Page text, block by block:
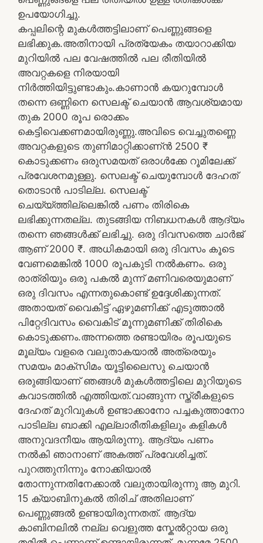
ഉപയോഗിച്ചു.
കപ്പലിന്റെ മുകൾത്തട്ടിലാണ് പെണ്ണുങ്ങളെ
ലഭിക്കുക.അതിനായി പ്രത്യേകം തയാറാക്കിയ
മുറിയിൽ പല വേഷത്തിൽ പല രീതിയിൽ
അവറ്റകളെ നിരയായി
നിർത്തിയിട്ടുണ്ടാകും.കാണാൻ കയറുമ്പോൾ
തന്നെ ഒണ്ണിനെ സെലക്ട് ചെയാൻ ആവശ്യമായ
തുക 2000 രൂപ രൊക്കം
കെട്ടിവെക്കണമായിരുണ്ണു.അവിടെ വെച്ചുതണ്ണെ
അവറ്റകളുടെ തുണിമാറ്റിക്കാണ്ൻ 2500 ₹
കൊടുക്കണം ഒരുസമയത് ഒരാൾക്കേ റൂമിലേക്ക്
പ്രവേശനമുള്ളു. സെലക്ട് ചെയുമ്പോൾ ദേഹത്
തൊടാൻ പാടില്ല. സെലക്ട്
ചെയ്യ്ത്തില്ലെങ്കിൽ പണം തിരികെ
ലഭിക്കുന്നതല്ല. തുടങ്ങിയ നിബധനകൾ ആദ്യം
തന്നെ ഞങ്ങൾക്ക് ലഭിച്ചു. ഒരു ദിവസത്തെ ചാർജ്
ആണ് 2000 ₹. അധികമായി ഒരു ദിവസം കൂടെ
വേണമെങ്കിൽ 1000 രൂപകു‌ടി നൽകണം. ഒരു
രാത്രിയും ഒരു പകൽ മുന്ന് മണിവരെയുമാണ്
ഒരു ദിവസം എന്നതുകൊണ്ട് ഉദ്ദേശിക്കുന്നത്.
അതായത് വൈകിട്ട് ഏഴുമണിക്ക് എടുത്താൽ
പിറ്റേദിവസം വൈകിട് മൂന്നുമണിക്ക് തിരികെ
കൊടുക്കണം.അന്നത്തെ രണ്ടായിരം രൂപയുടെ
മൂല്യം വളരെ വലുതാകയാൽ അത്രെയും
സമയം മാക്സിമം യൂട്ടിലൈസു ചെയാൻ
ഒരുങ്ങിയാണ് ഞങ്ങൾ മുകൾത്തട്ടിലെ മുറിയുടെ
കവാടത്തിൽ എത്തിയത്.വാങ്ങുന്ന സ്ത്രീകളുടെ
ദേഹത് മുറിവുകൾ ഉണ്ടാക്കാനോ പച്ചകുത്താനോ
പാടില്ല ബാക്കി എല്ലാരീതികളിലും കളികൾ
അനുവദനീയം ആയിരുന്നു. ആദ്യം പണം
നൽകി ഞാനാണ് അകത്ത് പ്രവേശിച്ചത്.
പുറത്തുനിന്നും നോക്കിയാൽ
തോന്നുന്നതിനേക്കാൽ വലുതായിരുന്നു ആ മുറി.
15 ക്യാബിനുകൽ തിരിച് അതിലാണ്
പെണ്ണുങ്ങൽ ഉണ്ടായിരുന്നതത്. ആദ്യ
കാബിനലിൽ നല്ല വെളുത്ത സ്കേൽറ്റായ ഒരു